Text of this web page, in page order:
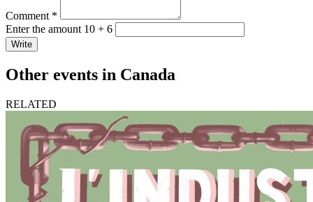
Comment *
Enter the amount 10 + 6
Write
Other events in Canada
RELATED